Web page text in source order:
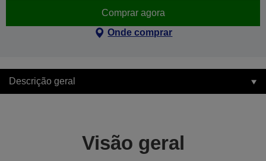
Comprar agora
Onde comprar
Descrição geral
Visão geral